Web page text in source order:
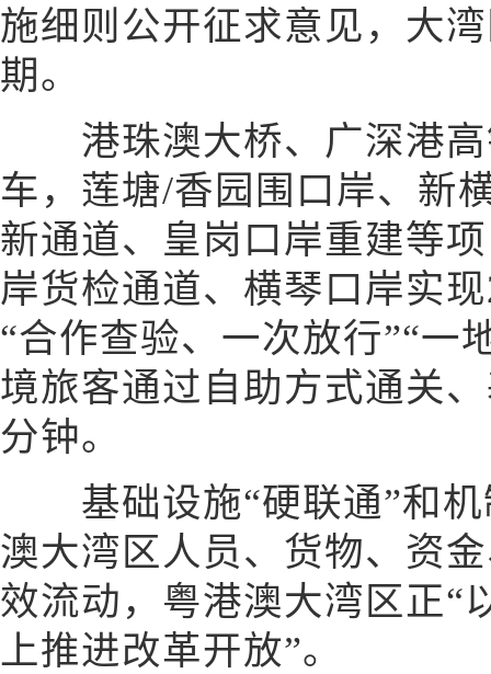
施细则公开征求意见，大
期。
港珠澳大桥、广深港高
车，莲塘/香园围口岸、新
新通道、皇岗口岸重建等
岸货检通道、横琴口岸实
“合作查验、一次放行”“一
境旅客通过自助方式通关
分钟。
基础设施“硬联通”和机
澳大湾区人员、货物、资
效流动，粤港澳大湾区正“
上推进改革开放”。